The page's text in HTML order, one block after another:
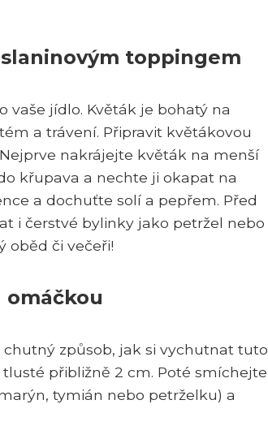
toppingem
vaše jídlo. Květák je bohatý na
a trávení. Připravit květákovou
nakrájejte květák na menší
křupava a nechte ji okapat na
a dochuťte solí a pepřem. Před
i čerstvé bylinky jako petržel nebo
oběd či večeři!
způsob, jak si vychutnat tuto
přibližně 2 cm. Poté smíchejte
tymián nebo petrželku) a